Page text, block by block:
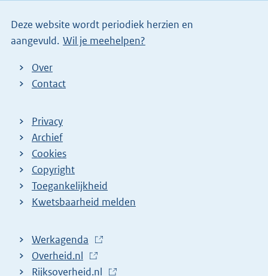
n
k
Deze website wordt periodiek herzien en
aangevuld. Wil je meehelpen?
Over
Contact
Privacy
Archief
Cookies
Copyright
Toegankelijkheid
Kwetsbaarheid melden
Werkagenda
E
x
Overheid.nl
E
Rijksoverheid.nl